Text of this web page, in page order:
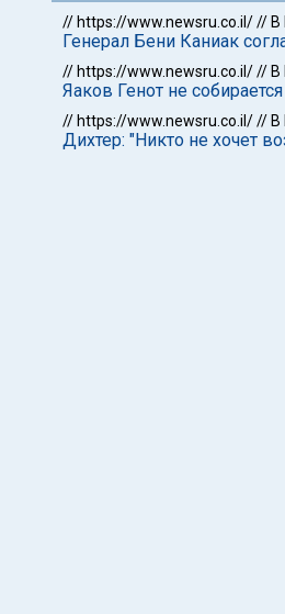
// https://www.newsru.co.il/// В
Генерал Бени Каниак
// https://www.newsru.co.il/// В
Яаков Генот не
// https://www.newsru.co.il/// В
Дихтер: "Никто не хочет